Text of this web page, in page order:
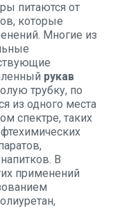
питаются от
которые
Многие из
рукав
трубку, по
из одного места
спектре, таких
В
применений